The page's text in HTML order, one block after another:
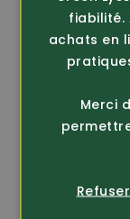
Article 272512
Efbe
sans col
fiabilité.
achats en
Merci